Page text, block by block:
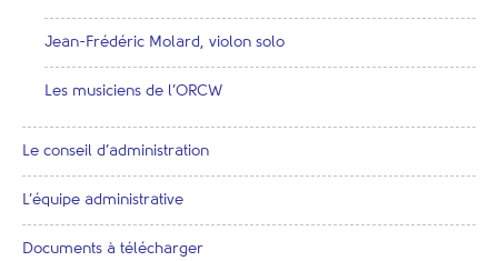
Jean-Frédéric Molard, violon solo
Les musiciens de l’ORCW
Le conseil d’administration
L’équipe administrative
Documents à télécharger